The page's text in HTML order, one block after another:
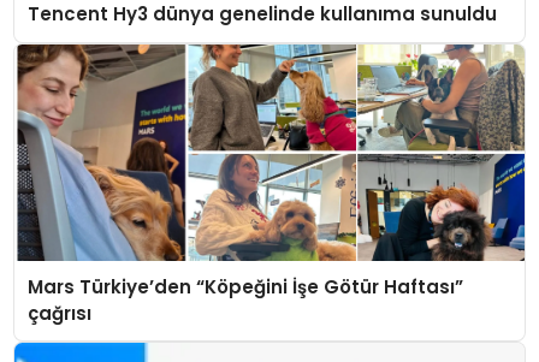
Tencent Hy3 dünya genelinde kullanıma sunuldu
Mars Türkiye’den “Köpeğini İşe Götür Haftası”
çağrısı